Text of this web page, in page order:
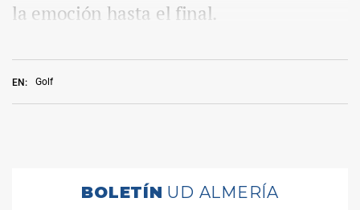
EN: Golf
la emoción hasta el final.